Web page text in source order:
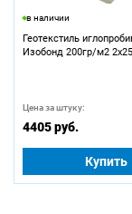
в наличии
Геотекстиль
Изобонд 200гр/м2
Цена за штуку:
4405 руб.
Купить